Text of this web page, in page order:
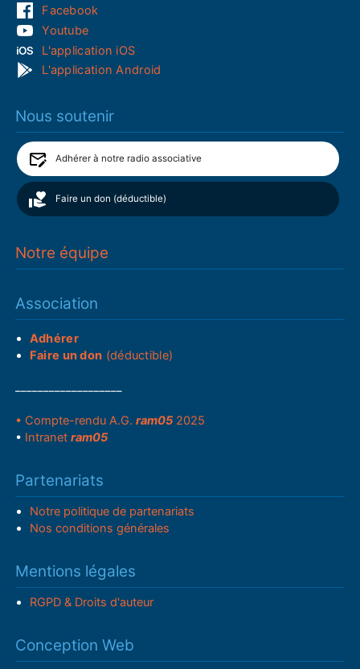
Facebook
Youtube
L'application iOS
L'application Android
Nous soutenir
Adhérer à notre radio associative
Faire un don (déductible)
Notre équipe
Association
Adhérer
Faire un don (déductible)
• Compte-rendu A.G.ram05 2025
• Intranetram05
Partenariats
Notre politique de partenariats
Nos conditions générales
Mentions légales
RGPD & Droits d'auteur
Conception Web